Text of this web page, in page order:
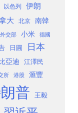
以色列 伊朗
大 北京
南韓
外交部 小米 德國
日圓 日本
比亞迪 江澤民
所 港股 滙豐
普 王毅